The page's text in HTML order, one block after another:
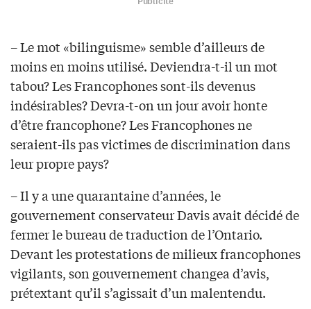
– Le mot «bilinguisme» semble d’ailleurs de
moins en moins utilisé. Deviendra-t-il un mot
tabou? Les Francophones sont-ils devenus
indésirables? Devra-t-on un jour avoir honte
d’être francophone? Les Francophones ne
seraient-ils pas victimes de discrimination dans
leur propre pays?
– Il y a une quarantaine d’années, le
gouvernement conservateur Davis avait décidé de
fermer le bureau de traduction de l’Ontario.
Devant les protestations de milieux francophones
vigilants, son gouvernement changea d’avis,
prétextant qu’il s’agissait d’un malentendu.